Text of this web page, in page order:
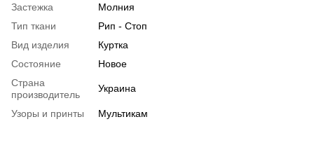
Застежка
Молния
Тип ткани
Рип - Стоп
Вид изделия
Куртка
Состояние
Новое
Страна
производитель
Украина
Узоры и принты Мультикам